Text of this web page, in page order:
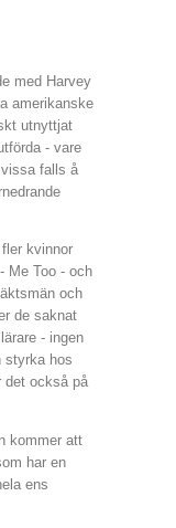
med Harvey
amerikanske
utnyttjat
- vare
falls å
kvinnor
Me Too - och
och
de saknat
- ingen
styrka hos
det också på
kommer att
har en
ens